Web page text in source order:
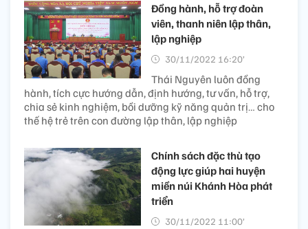
Đồng hành, hỗ trợ đoàn
viên, thanh niên lập thân,
lập nghiệp
30/11/2022 16:20’
Thái Nguyên luôn đồng
hành, tích cực hướng dẫn, định hướng, tư vấn, hỗ trợ,
chia sẻ kinh nghiệm, bồi dưỡng kỹ năng quản trị… cho
thế hệ trẻ trên con đường lập thân, lập nghiệp
Chính sách đặc thù tạo
động lực giúp hai huyện
miền núi Khánh Hòa phát
triển
30/11/2022 11:00’